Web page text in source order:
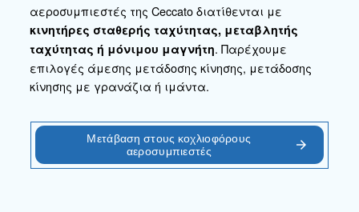
Επικοινωνήστε μαζί μας!